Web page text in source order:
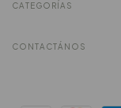
CATEGORÍAS
CONTACTÁNOS